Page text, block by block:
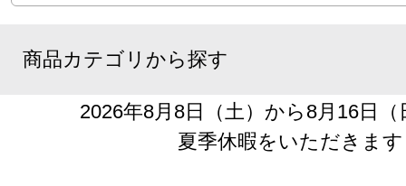
商品カテゴリから探す
2026年8月8日（土）から8月16日
夏季休暇をいただきます